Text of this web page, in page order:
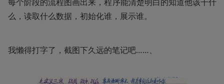
么，读取什么数据，初始化谁，展示谁。
我懒得打字了，截图下久远的笔记吧……、